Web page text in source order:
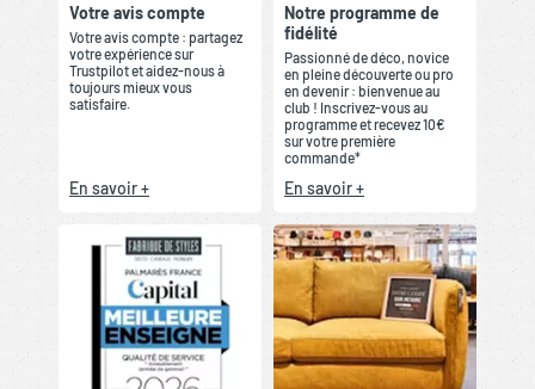
Votre avis compte
Votre avis compte : partagez
votre expérience sur
Trustpilot et aidez-nous à
toujours mieux vous
satisfaire.
En savoir +
Notre programme de
fidélité
Passionné de déco, novice
en pleine découverte ou pro
en devenir : bienvenue au
club ! Inscrivez-vous au
programme et recevez 10€
sur votre première
commande*
En savoir +